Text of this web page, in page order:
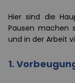
Hier sind die
Pausen machen
und in der Arbeit
1.